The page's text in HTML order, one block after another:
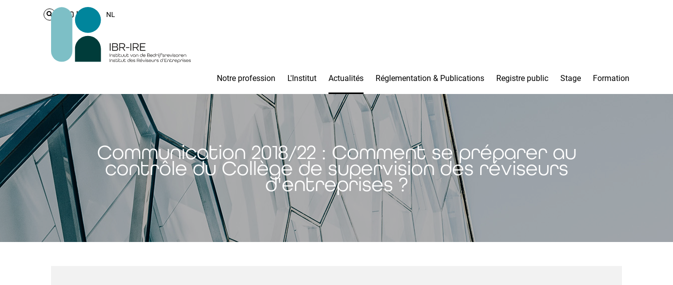
Login NL
Notre profession L'Institut Actualités Réglementation & Publications Registre public Stage Formation
Communication 2018/22 : Comment se préparer au
contrôle du Collège de supervision des réviseurs
d'entreprises ?